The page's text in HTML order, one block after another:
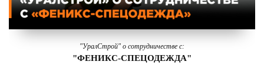
"УралСтрой" о сотрудничестве с:
"ФЕНИКС-СПЕЦОДЕЖДА"